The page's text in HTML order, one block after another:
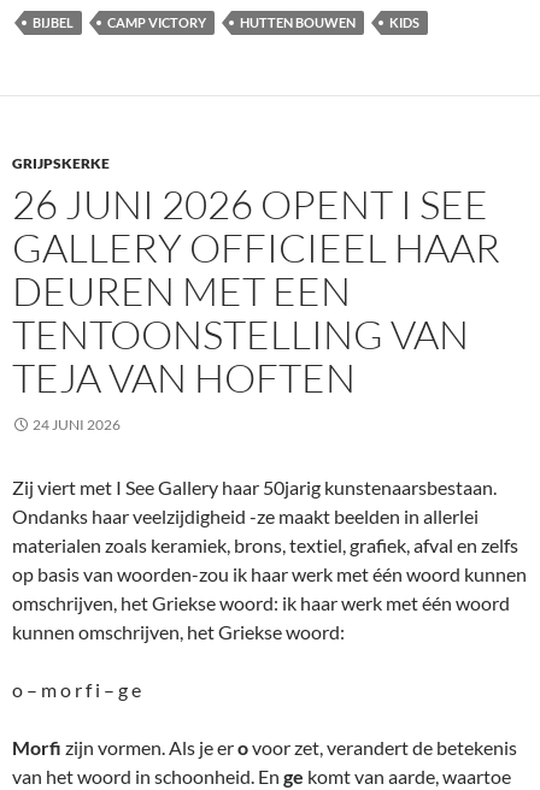
BIJBEL CAMP VICTORY HUTTEN BOUWEN KIDS
GRIJPSKERKE
26 JUNI 2026 OPENT I SEE
GALLERY OFFICIEEL HAAR
DEUREN MET EEN
TENTOONSTELLING VAN
TEJA VAN HOFTEN
24 JUNI 2026
Zij viert met I See Gallery haar 50jarig kunstenaarsbestaan.
Ondanks haar veelzijdigheid -ze maakt beelden in allerlei
materialen zoals keramiek, brons, textiel, grafiek, afval en zelfs
op basis van woorden-zou ik haar werk met één woord kunnen
omschrijven, het Griekse woord: ik haar werk met één woord
kunnen omschrijven, het Griekse woord:
o – m o r f i – g e
Morfi zijn vormen. Als je erovoor zet, verandert de betekenis
van het woord in schoonheid. En ge komt van aarde, waartoe